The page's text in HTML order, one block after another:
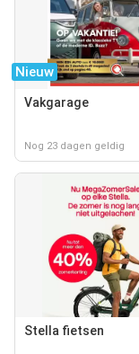
Nieuw
Vakgarage
Nog 23 dagen geldig
Stella fietsen